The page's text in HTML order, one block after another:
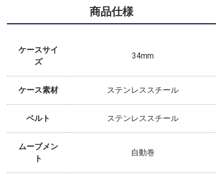
商品仕様
ケースサイ
ズ
34mm
ケース素材 ステンレススチール
ベルト ステンレススチール
ムーブメン
ト
自動巻